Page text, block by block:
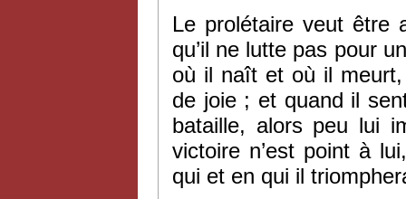
Le prolétaire veut être
qu’il ne lutte pas pour
où il naît et où il
de joie ; et quand il
bataille, alors peu lui
victoire n’est point à
qui et en qui il